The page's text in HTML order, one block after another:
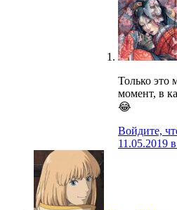
Только это
момент, в
😂
Войдите,
11.05.2019